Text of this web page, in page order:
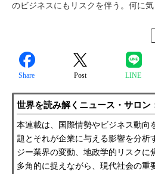
のビジネスにもリスクを伴う。何に気
Share Post LINE
世界を読み解くニュース・サロン
本連載は、国際情勢やビジネス動向
題とそれが企業に与える影響を分析
ジー業界の変動、地政学的リスクに
多角的に捉えながら、現代社会の重